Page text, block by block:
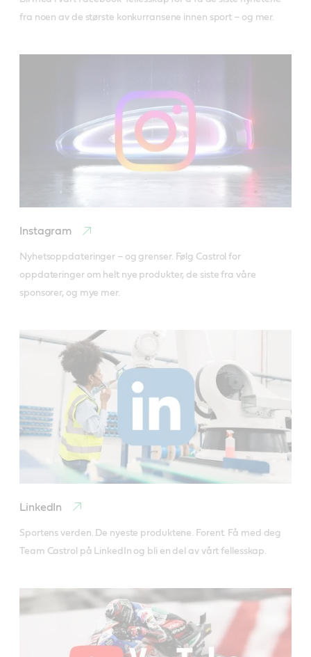
fra noen av de største konkurransene innen sport – og mer.
Instagram
Nyhetsoppdateringer – og grenser. Følg Castrol for
oppdateringer om helt nye produkter, de siste fra våre
sponsorer, og mye mer.
LinkedIn
Sportens verden. De nyeste produktene. Forent. Få med deg
Team Castrol på LinkedIn og bli en del av vårt fellesskap.